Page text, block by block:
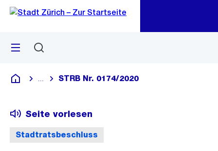
Navigation
Sprunglink
Menü
Deutsch
Blende alle Breadcrumbs ein
STRB Nr. 0174/2020
Stadtratsbeschluss
Seite vorlesen